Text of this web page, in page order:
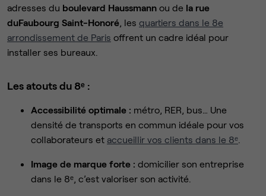
adresses du boulevard Haussmann ou de la rue
duFaubourg Saint-Honoré , les quartiers dans le 8e
arrondissement de Paris offrent un cadre idéal pour
installer ses bureaux.
Les atouts du 8ᵉ :
Accessibilité optimale : métro, RER, bus… Une
densité de transports en commun idéale pour vos
collaborateurs et accueillir vos clients dans le 8ᵉ
Image de marque forte : domicilier son entreprise
dans le 8ᵉ, c’est valoriser son activité.